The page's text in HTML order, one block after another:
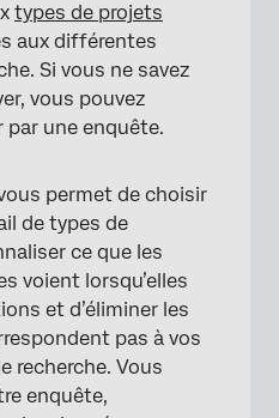
types de projets
aux différentes
Si vous ne savez
vous pouvez
une enquête.
permet de choisir
de types de
ce que les
voient lorsqu’elles
et d’éliminer les
pas à vos
recherche. Vous
enquête,